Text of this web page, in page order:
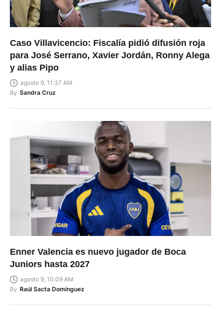
Caso Villavicencio: Fiscalía pidió difusión roja
para José Serrano, Xavier Jordán, Ronny Alega
y alias Pipo
agosto 9, 11:37 AM
By Sandra Cruz
Enner Valencia es nuevo jugador de Boca
Juniors hasta 2027
agosto 9, 10:09 AM
By Raúl Sacta Domínguez